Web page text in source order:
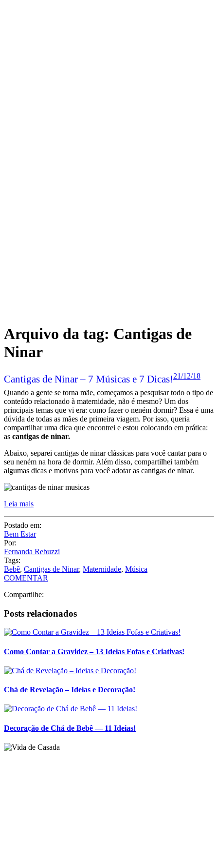
Arquivo da tag: Cantigas de
Ninar
Cantigas de Ninar – 7 Músicas e 7 Dicas!21/12/18
Quando a gente se torna mãe, começamos a pesquisar todo o tipo de
conteúdo relacionado à maternidade, não é mesmo? Um dos
principais temas que vi era: como fazer o neném dormir? Essa é uma
dúvida de todas as mães de primeira viagem. Por isso, queria
compartilhar uma dica que encontrei e estou colocando em prática:
as cantigas de ninar.
Abaixo, separei cantigas de ninar clássicas para você cantar para o
seu neném na hora de dormir. Além disso, compartilhei também
algumas dicas e motivos para você adotar as cantigas de ninar.
Leia mais
Postado em:
Bem Estar
Por:
Fernanda Rebuzzi
Tags:
Bebê, Cantigas de Ninar, Maternidade, Música
COMENTAR
Compartilhe:
Posts relacionados
Como Contar a Gravidez – 13 Ideias Fofas e Criativas!
Chá de Revelação – Ideias e Decoração!
Decoração de Chá de Bebê — 11 Ideias!